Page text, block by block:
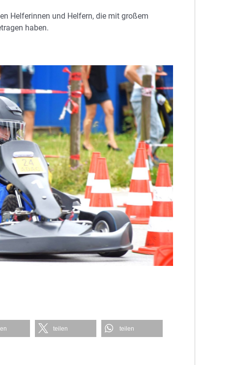
Helferinnen und Helfern, die mit großem
haben.
teilen teilen